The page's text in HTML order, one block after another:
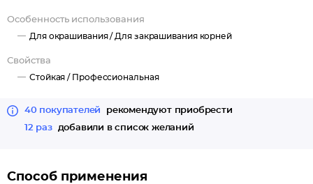
Особенность использования
Для окрашивания / Для закрашивания корней
Свойства
Стойкая / Профессиональная
40 покупателей
рекомендуют приобрести
12 раз
добавили в список желаний
Способ применения